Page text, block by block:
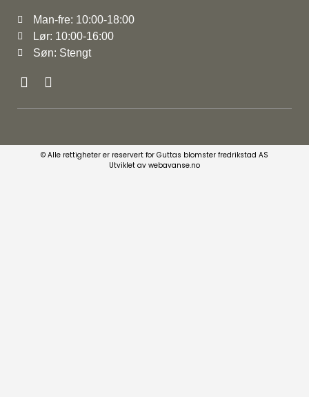
Man-fre: 10:00-18:00
Lør: 10:00-16:00
Søn: Stengt
© Alle rettigheter er reservert for Guttas blomster fredrikstad AS
Utviklet av webavanse.no